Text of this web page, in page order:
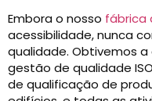
Embora o nosso fábrica
acessibilidade, nunca
qualidade. Obtivemos
gestão de qualidade
de qualificação de